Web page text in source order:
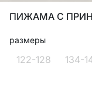
ПИЖАМА С
размеры
122-128 134-